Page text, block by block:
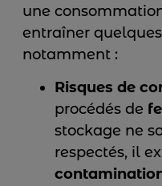
une
entraîner
notamment :
Risques de
procédés de
stockage ne
respectés, il